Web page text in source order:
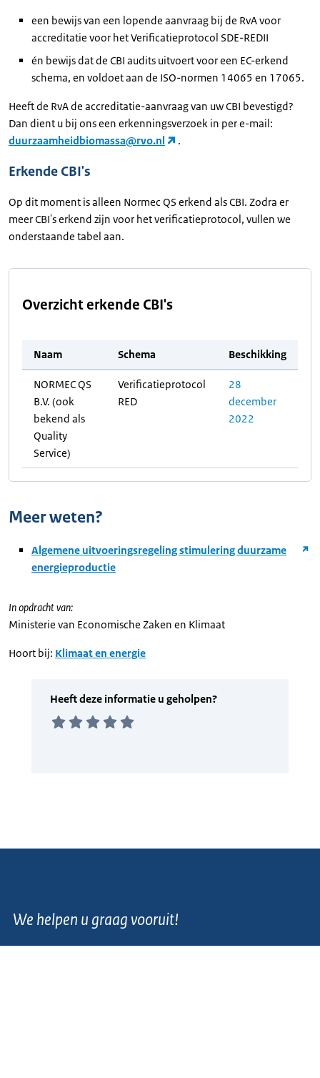
een bewijs van een lopende aanvraag bij de RvA voor
accreditatie voor het Verificatieprotocol SDE-REDII
én bewijs dat de CBI audits uitvoert voor een EC-erkend
schema, en voldoet aan de ISO-normen 14065 en 17065.
Heeft de RvA de accreditatie-aanvraag van uw CBI bevestigd?
Dan dient u bij ons een erkenningsverzoek in per e-mail:
duurzaamheidbiomassa@rvo.nl
.
Erkende CBI's
Op dit moment is alleen Normec QS erkend als CBI. Zodra er
meer CBI's erkend zijn voor het verificatieprotocol, vullen we
onderstaande tabel aan.
Overzicht erkende CBI's
Naam Schema Beschikking
NORMEC QS
B.V. (ook
bekend als
Quality
Service)
Verificatieprotocol
RED
28
december
2022
Meer weten?
Algemene uitvoeringsregeling stimulering duurzame
energieproductie
In opdracht van:
Ministerie van Economische Zaken en Klimaat
Hoort bij: Klimaat en energie
We helpen u graag vooruit!